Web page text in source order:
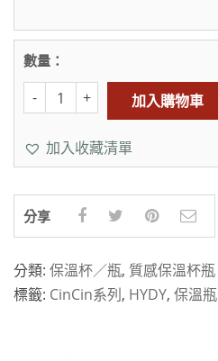
數量：
加入購物車
加入收藏清單
分享
分類: 保溫杯／瓶, 質感保溫杯瓶
標籤: CinCin系列, HYDY, 保溫瓶